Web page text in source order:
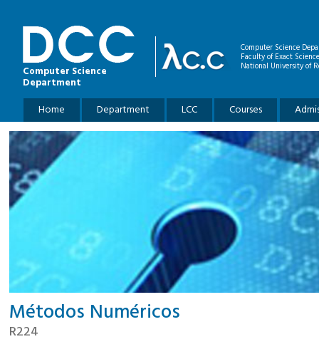
Computer Science
Department
Computer Science
Faculty of Exact
National University of
Main menu
Home Department LCC Courses
Métodos Numéricos
R224